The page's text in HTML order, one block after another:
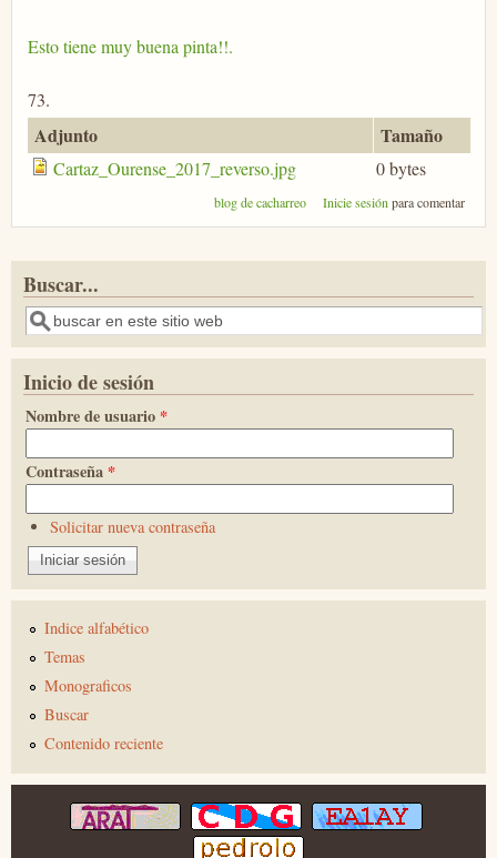
Esto tiene muy buena pinta!!.
73.
Adjunto Tamaño
Cartaz_Ourense_2017_reverso.jpg 0 bytes
blog de cacharreo Inicie sesión para comentar
Buscar...
Buscar
Inicio de sesión
Nombre de usuario *
Contraseña *
Solicitar nueva contraseña
Indice alfabético
Temas
Monograficos
Buscar
Contenido reciente